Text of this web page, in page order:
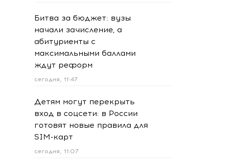
Битва за бюджет: вузы
начали зачисление, а
абитуриенты с
максимальными баллами
ждут реформ
сегодня, 11:47
Детям могут перекрыть
вход в соцсети: в России
готовят новые правила для
SIM-карт
сегодня, 11:07